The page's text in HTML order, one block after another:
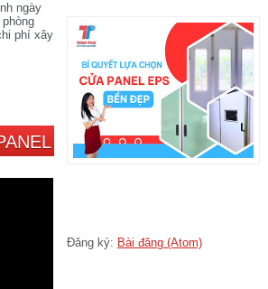
ngày
phí xây
Đăng ký: Bài đăng (Atom)